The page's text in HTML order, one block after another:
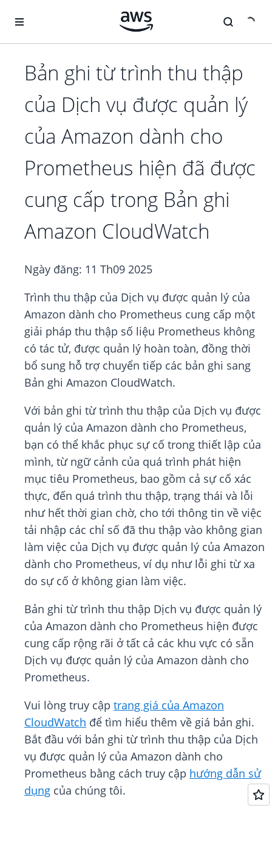
Bản ghi từ trình thu thập
của Dịch vụ được quản lý
của Amazon dành cho
Prometheus hiện đã được
cung cấp trong Bản ghi
Amazon CloudWatch
Ngày đăng: 11 Th09 2025
Trình thu thập của Dịch vụ được quản lý của
Amazon dành cho Prometheus cung cấp một
giải pháp thu thập số liệu Prometheus không
có tác tử, được quản lý hoàn toàn, đồng thời
bổ sung hỗ trợ chuyển tiếp các bản ghi sang
Bản ghi Amazon CloudWatch.
Với bản ghi từ trình thu thập của Dịch vụ được
quản lý của Amazon dành cho Prometheus,
bạn có thể khắc phục sự cố trong thiết lập của
mình, từ ngữ cảnh của quá trình phát hiện
mục tiêu Prometheus, bao gồm cả sự cố xác
thực, đến quá trình thu thập, trạng thái và lỗi
như hết thời gian chờ, cho tới thông tin về việc
tải nhập các chỉ số đã thu thập vào không gian
làm việc của Dịch vụ được quản lý của Amazon
dành cho Prometheus, ví dụ như lỗi ghi từ xa
do sự cố ở không gian làm việc.
Bản ghi từ trình thu thập Dịch vụ được quản lý
của Amazon dành cho Prometheus hiện được
cung cấp rộng rãi ở tất cả các khu vực có sẵn
Dịch vụ được quản lý của Amazon dành cho
Prometheus.
Vui lòng truy cập trang giá của Amazon
CloudWatch để tìm hiểu thêm về giá bản ghi.
Bắt đầu với bản ghi từ trình thu thập của Dịch
vụ được quản lý của Amazon dành cho
Prometheus bằng cách truy cập hướng dẫn sử
dụng của chúng tôi.